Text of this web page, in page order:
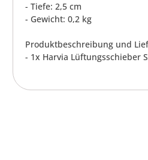
- Tiefe: 2,5 cm
- Gewicht: 0,2 kg
Produktbeschreibung und
- 1x Harvia Lüftungsschieber